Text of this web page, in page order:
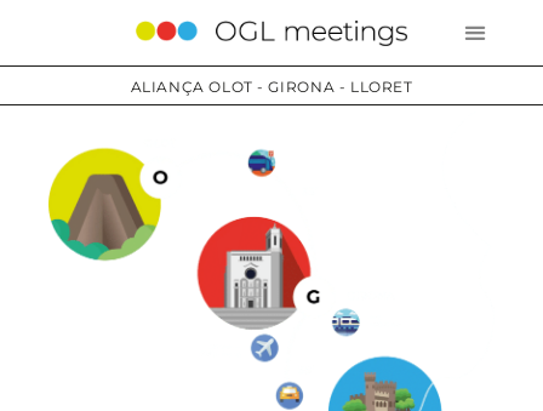
ALIANÇA OLOT - GIRONA - LLORET